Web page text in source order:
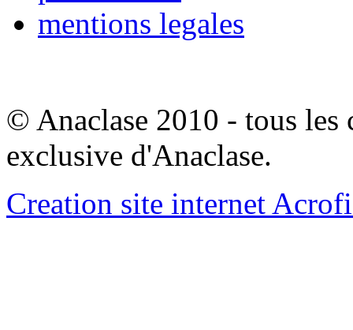
mentions legales
© Anaclase 2010 - tous les
exclusive d'Anaclase.
Creation site internet